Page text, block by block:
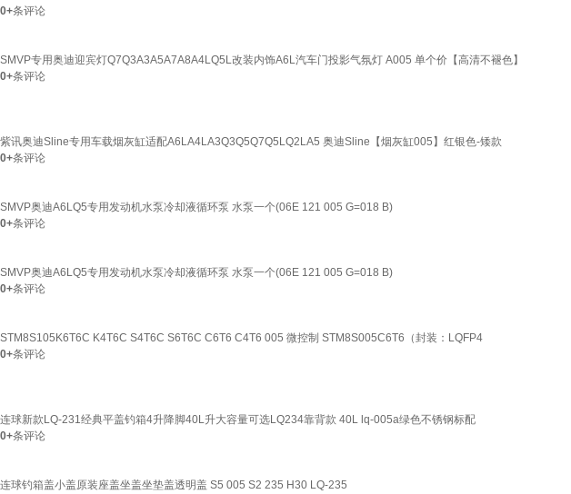
0+条评论
SMVP专用奥迪迎宾灯Q7Q3A3A5A7A8A4LQ5L改装内饰A6L汽车门投影气氛灯 A005 单个价【高清不褪色】
0+条评论
紫讯奥迪Sline专用车载烟灰缸适配A6LA4LA3Q3Q5Q7Q5LQ2LA5 奥迪Sline【烟灰缸005】红银色-矮款
0+条评论
SMVP奥迪A6LQ5专用发动机水泵冷却液循环泵 水泵一个(06E 121 005 G=018 B)
0+条评论
SMVP奥迪A6LQ5专用发动机水泵冷却液循环泵 水泵一个(06E 121 005 G=018 B)
0+条评论
STM8S105K6T6C K4T6C S4T6C S6T6C C6T6 C4T6 005 微控制 STM8S005C6T6（封装：LQFP4
0+条评论
连球新款LQ-231经典平盖钓箱4升降脚40L升大容量可选LQ234靠背款 40L lq-005a绿色不锈钢标配
0+条评论
连球钓箱盖小盖原装座盖坐盖坐垫盖透明盖 S5 005 S2 235 H30 LQ-235